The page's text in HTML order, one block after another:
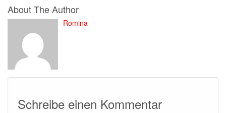
About The Author
Romina
Schreibe einen Kommentar